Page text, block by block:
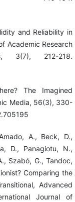
and Reliability in
Academic Research
3(7), 212-218.
The Imagined
Media, 56(3), 330-
A., Beck, D.,
D., Panagiotu, N.,
Szabó, G., Tandoc,
Comparing the
Advanced
Journal of